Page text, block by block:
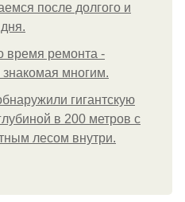
после долгого и
время ремонта -
знакомая многим.
гигaнтскую
в 200 метров с
лесом внутри.